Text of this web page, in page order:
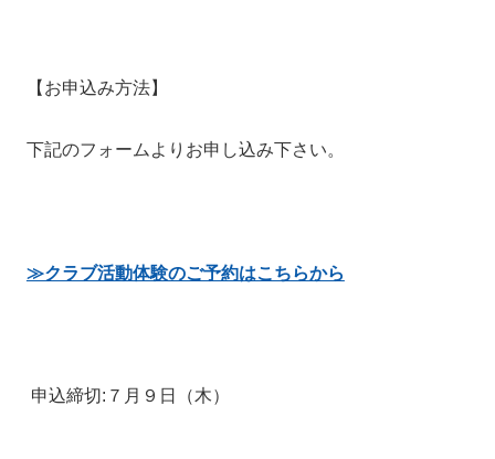
【お申込み方法】
下記のフォームよりお申し込み下さい。
≫クラブ活動体験のご予約はこちらから
申込締切:７月９日（木）